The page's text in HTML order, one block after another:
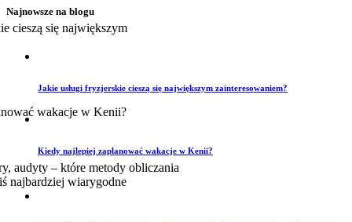
Najnowsze na blogu
Jakie usługi fryzjerskie cieszą się największym zainteresowaniem?
Kiedy najlepiej zaplanować wakacje w Kenii?